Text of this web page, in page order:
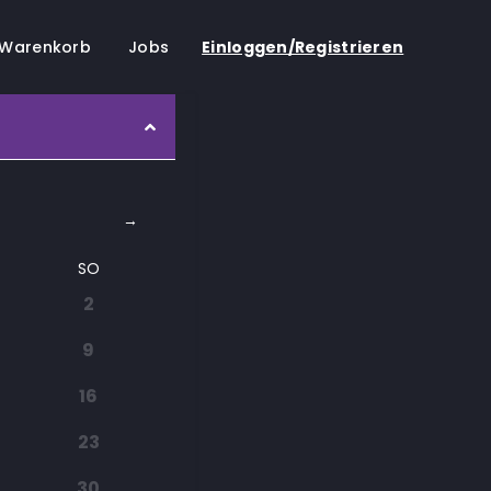
Einloggen/Registrieren
Jobs
→
SO
2
9
16
23